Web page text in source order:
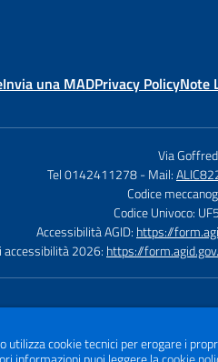
Invia una MADPrivacy PolicyNote
Via
Tel 0142411278- Mail:
Codice
Codice Univoco:
Accessibilità AGID: https://
accessibilità 2026: https://
utilizza cookie tecnici per erogare i